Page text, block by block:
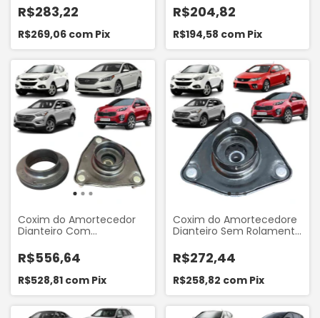
Sonata 2.4 2010-2014 Kia
Sportage 2010..
Mobensani MB8055
R$283,22
R$269,06 com Pix
Tucson 2004-2016
Sonata 2010-2014 Azera
2012.. Santa Fé Kia
Sportage 2005.. Cerato
2005-2009 Mando
MHY743
R$204,82
R$194,58 com Pix
Coxim do Amortecedor
Dianteiro Com
2010-2022 Santa Fé 2013-
2019 Sonata 2010-2014 Kia
Sportage 2010-2016
Sampel 8439B
R$556,64
R$528,81 com Pix
Coxim do Amortecedore
Dianteiro Sem Rolamento
Sportage 2010-2016
Hyundai IX35 2010-2022
Santa Fé 2014-2019
Mobensani MB8000
R$272,44
R$258,82 com Pix